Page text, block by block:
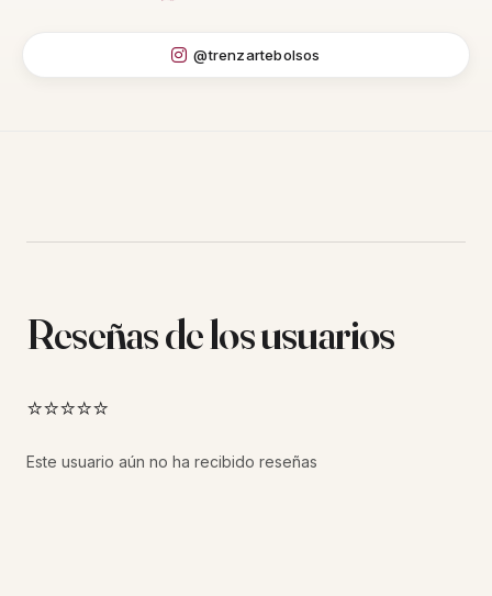
@trenzartebolsos
Reseñas de los usuarios
⭐⭐⭐⭐⭐
Este usuario aún no ha recibido reseñas